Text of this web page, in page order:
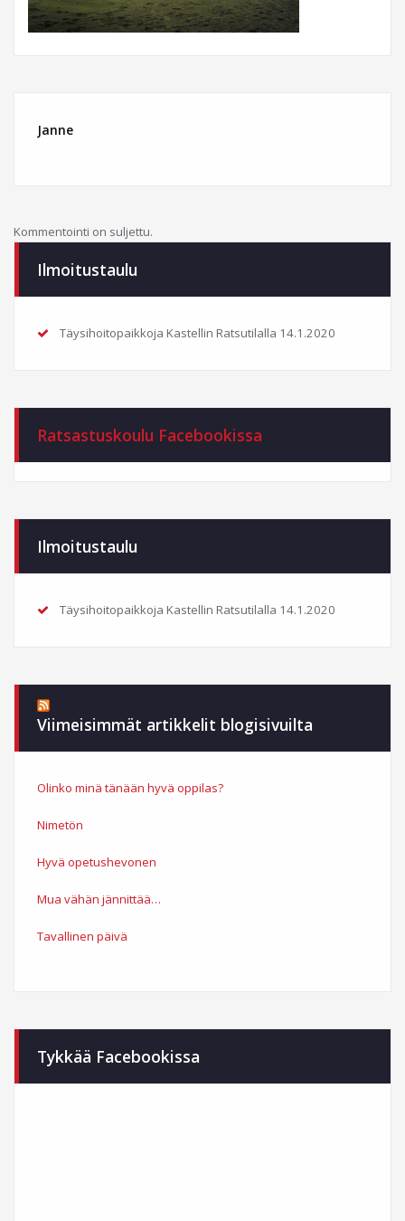
Janne
Kommentointi on suljettu.
Ilmoitustaulu
Täysihoitopaikkoja Kastellin Ratsutilalla 14.1.2020
Ratsastuskoulu Facebookissa
Ilmoitustaulu
Täysihoitopaikkoja Kastellin Ratsutilalla 14.1.2020
Viimeisimmät artikkelit blogisivuilta
Olinko minä tänään hyvä oppilas?
Nimetön
Hyvä opetushevonen
Mua vähän jännittää…
Tavallinen päivä
Tykkää Facebookissa